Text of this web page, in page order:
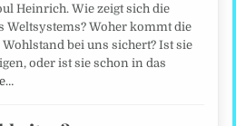
Heinrich. Wie zeigt sich die
Weltsystems? Woher kommt die
bei uns sichert? Ist sie
oder ist sie schon in das